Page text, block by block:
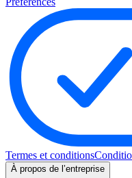
Termes et conditions
À propos de l’entreprise